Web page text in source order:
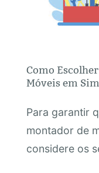
Como
Móveis em
Para garantir
montador de
considere os